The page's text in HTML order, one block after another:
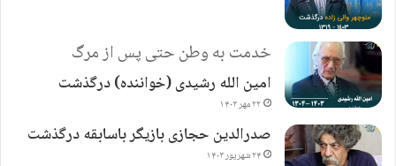
خدمت به وطن حتی پس از مرگ
امین الله رشیدی (خواننده) درگذشت
۲۲ مهر ۱۴۰۳
صدرالدین حجازی بازیگر باسابقه درگذشت
۲۴ شهریور ۱۴۰۳